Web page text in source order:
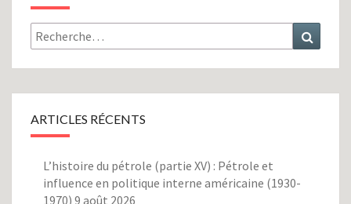
Rechercher :
ARTICLES RÉCENTS
L’histoire du pétrole (partie XV) : Pétrole et
influence en politique interne américaine (1930-
1970) 9 août 2026